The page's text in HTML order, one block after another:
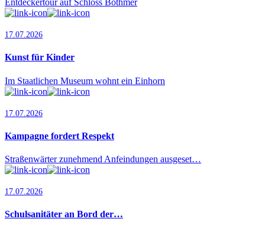
Entdeckertour auf Schloss Bothmer
17.07.2026
Kunst für Kinder
Im Staatlichen Museum wohnt ein Einhorn
17.07.2026
Kampagne fordert Respekt
Straßenwärter zunehmend Anfeindungen ausgeset…
17.07.2026
Schulsanitäter an Bord der…